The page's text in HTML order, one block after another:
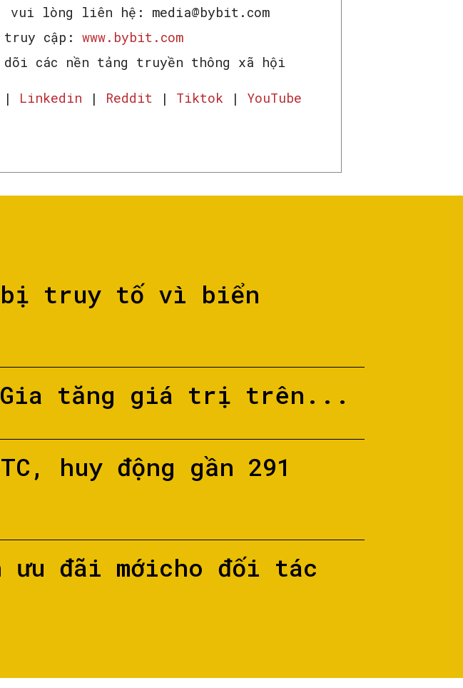
vui lòng liên hệ: media@bybit.com
cập: www.bybit.com
các nền tảng truyền thông xã hội
| Linkedin | Reddit | Tiktok | YouTube
bị truy tố vì biển
Gia tăng giá trị trên...
huy động gần 291
ưu đãi mớicho đối tác